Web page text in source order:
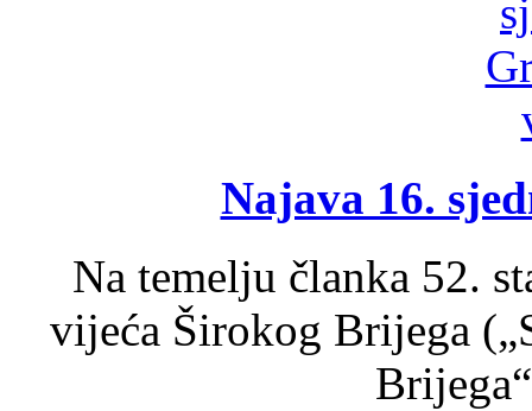
Najava 16.
Na temelju članka 52.
vijeća Širokog Brijega